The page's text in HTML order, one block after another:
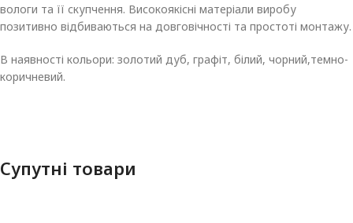
вологи та її скупчення. Високоякісні матеріали виробу
позитивно відбиваються на довговічності та простоті монтажу.
В наявності кольори: золотий дуб, графіт, білий, чорний,темно-
коричневий.
Супутні товари